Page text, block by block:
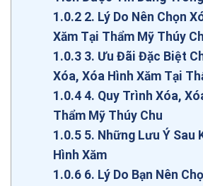
1.0.2 2. Lý Do Nên Chọn
Xăm Tại Thẩm Mỹ Thúy
1.0.3 3. Ưu Đãi Đặc Biệt
Xóa, Xóa Hình Xăm Tại
1.0.4 4. Quy Trình Xóa,
Thẩm Mỹ Thúy Chu
1.0.5 5. Những Lưu Ý Sau
Hình Xăm
1.0.6 6. Lý Do Bạn Nên